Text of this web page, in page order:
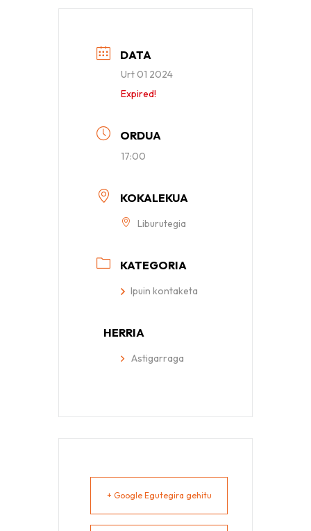
DATA
Urt 01 2024
Expired!
ORDUA
17:00
KOKALEKUA
Liburutegia
KATEGORIA
Ipuin kontaketa
HERRIA
Astigarraga
+ Google Egutegira gehitu